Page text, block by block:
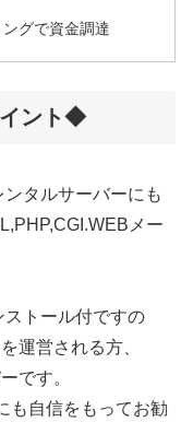
ングで資金調達
ント◆
ンタルサーバーにも
メー
ストール付ですの
運営される方、
です。
も自信をもってお勧